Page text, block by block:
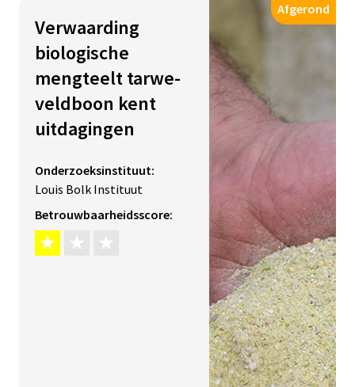
Verwaarding
biologische
mengteelt tarwe-
veldboon kent
uitdagingen
Onderzoeksinstituut:
Louis Bolk Instituut
Betrouwbaarheidsscore:
Afgerond